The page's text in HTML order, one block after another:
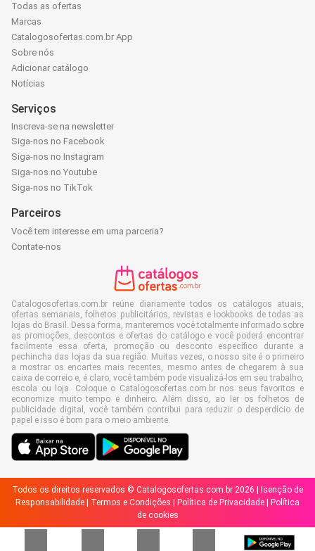
Todas as ofertas
Marcas
Catalogosofertas.com.br App
Sobre nós
Adicionar catálogo
Notícias
Serviços
Inscreva-se na newsletter
Siga-nos no Facebook
Siga-nos no Instagram
Siga-nos no Youtube
Siga-nos no TikTok
Parceiros
Você tem interesse em uma parceria?
Contate-nos
Catalogosofertas.com.br reúne diariamente todos os catálogos atuais,
ofertas semanais, folhetos publicitários, revistas e lookbooks de todas as
lojas do Brasil. Dessa forma, manteremos você totalmente informado sobre
as promoções, descontos e ofertas do catálogo e você poderá encontrar
facilmente essa oferta, promoção ou desconto específico durante a
pechincha das lojas da sua região. Muitas vezes, o nosso site é o primeiro
a mostrar os encartes mais recentes, mesmo antes de chegarem à sua
caixa de correio e, é claro, você também pode visualizá-los em seu trabalho,
escola ou loja. Coloque o Catalogosofertas.com.br nos seus favoritos e
economize muito tempo e dinheiro. Além disso, ao ler os folhetos de
publicidade digital, você também contribui para reduzir o desperdício de
papel e isso é bom para o meio ambiente.
Todos os direitos reservados © Catalogosofertas.com.br 2026 |
Isenção de
Responsabilidade
Termos e Condições Política de Privacidade
Política
de cookies